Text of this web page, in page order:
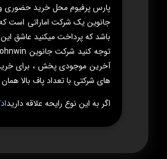
پارس پرفیوم محل خرید حضوری و
جانوین یک شرکت اماراتی است
باشد که پرداخت میکنید عاشق
آخرین موجودی پخش ، برای
های شرکتی با تعداد پاف بالا
اگر به این نوع رایحه علاقه دارید